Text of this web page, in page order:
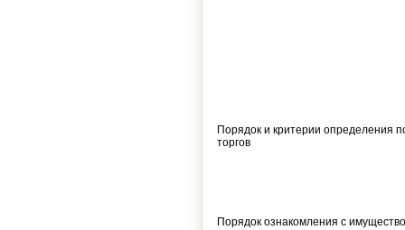
Порядок и критерии определения
торгов
Порядок ознакомления с